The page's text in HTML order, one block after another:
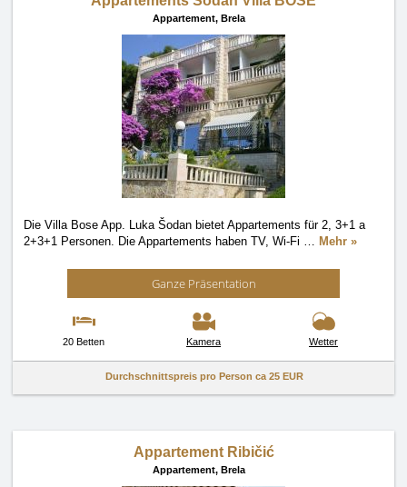
Appartement, Brela
Die Villa Bose App. Luka Šodan bietet Appartements für 2, 3+1 a
2+3+1 Personen. Die Appartements haben TV, Wi-Fi … Mehr »
Ganze Präsentation
20 Betten Kamera Wetter
Durchschnittspreis pro Person ca 25 EUR
Appartement Ribičić
Appartement, Brela